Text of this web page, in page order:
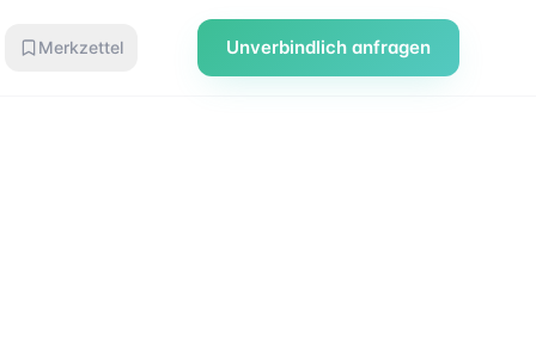
Merkzettel Unverbindlich anfragen